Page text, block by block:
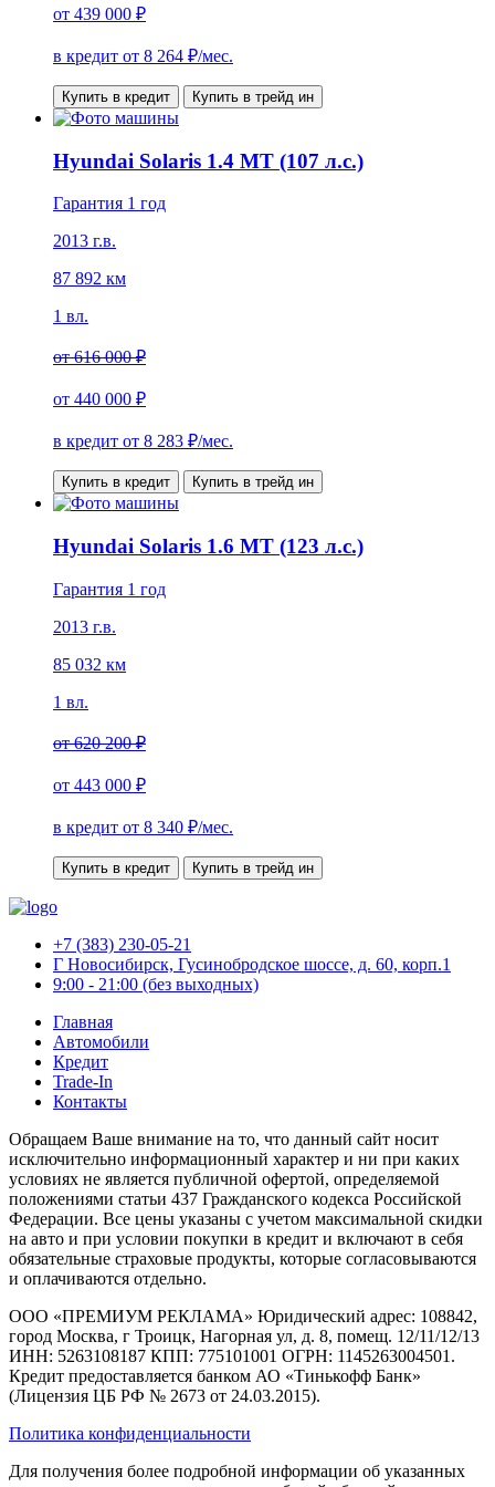
от 439 000 ₽
в кредит от 8 264 ₽/мес.
Купить в кредит Купить в трейд ин
Hyundai Solaris 1.4 MT (107 л.с.)
Гарантия 1 год
2013 г.в.
87 892 км
1 вл.
от616 000 ₽
от 440 000 ₽
в кредит от 8 283 ₽/мес.
Купить в кредит Купить в трейд ин
Hyundai Solaris 1.6 MT (123 л.с.)
Гарантия 1 год
2013 г.в.
85 032 км
1 вл.
от620 200 ₽
от 443 000 ₽
в кредит от 8 340 ₽/мес.
Купить в кредит Купить в трейд ин
+7 (383) 230-05-21
Г Новосибирск, Гусинобродское шоссе, д. 60, корп.1
9:00 - 21:00 (без выходных)
Главная
Автомобили
Кредит
Trade-In
Контакты
Обращаем Ваше внимание на то, что данный сайт носит
исключительно информационный характер и ни при каких
условиях не является публичной офертой, определяемой
положениями статьи 437 Гражданского кодекса Российской
Федерации. Все цены указаны с учетом максимальной скидки
на авто и при условии покупки в кредит и включают в себя
обязательные страховые продукты, которые согласовываются
и оплачиваются отдельно.
ООО «ПРЕМИУМ РЕКЛАМА» Юридический адрес: 108842,
город Москва, г Троицк, Нагорная ул, д. 8, помещ. 12/11/12/13
ИНН: 5263108187 КПП: 775101001 ОГРН: 1145263004501.
Кредит предоставляется банком АО «Тинькофф Банк»
(Лицензия ЦБ РФ № 2673 от 24.03.2015).
Политика конфиденциальности
Для получения более подробной информации об указанных